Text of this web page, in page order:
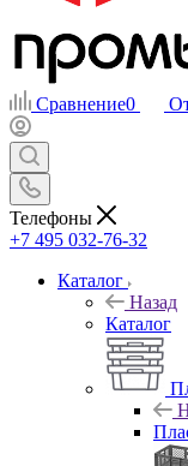
Сравнение0
Телефоны
+7 495 032-76-32
Каталог
Назад
Каталог